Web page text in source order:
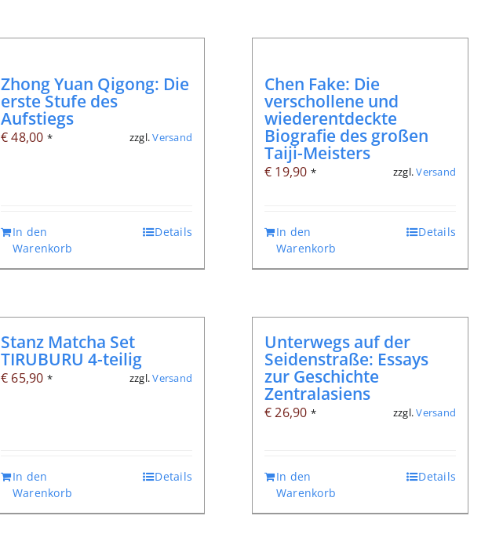
Zhong Yuan Qigong: Die
erste Stufe des
Aufstiegs
€48,00 * zzgl.Versand
In den
Warenkorb
Details
Chen Fake: Die
verschollene und
wiederentdeckte
Biografie des großen
Taiji-Meisters
€ 19,90 * zzgl.Versand
In den
Warenkorb
Details
Stanz Matcha Set
TIRUBURU 4-teilig
€ 65,90 * zzgl.Versand
In den
Warenkorb
Details
Unterwegs auf der
Seidenstraße: Essays
zur Geschichte
Zentralasiens
€26,90 * zzgl.Versand
In den
Warenkorb
Details